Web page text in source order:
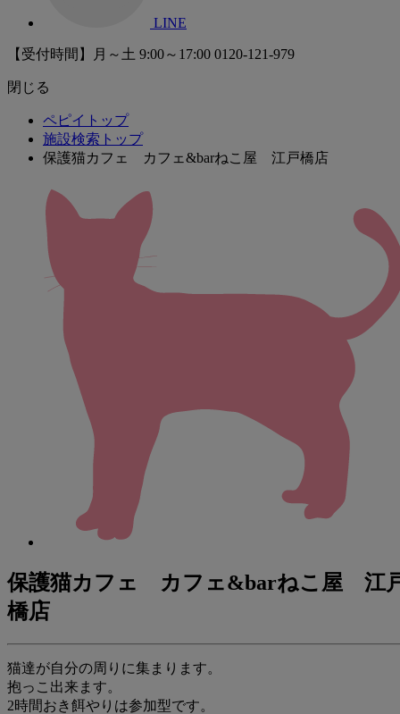
LINE
【受付時間】月～土 9:00～17:00 0120-121-979
閉じる
ペピイトップ
施設検索トップ
保護猫カフェ カフェ&barねこ屋 江戸橋店
保護猫カフェ カフェ&barねこ屋 江
橋店
猫達が自分の周りに集まります。
抱っこ出来ます。
2時間おき餌やりは参加型です。